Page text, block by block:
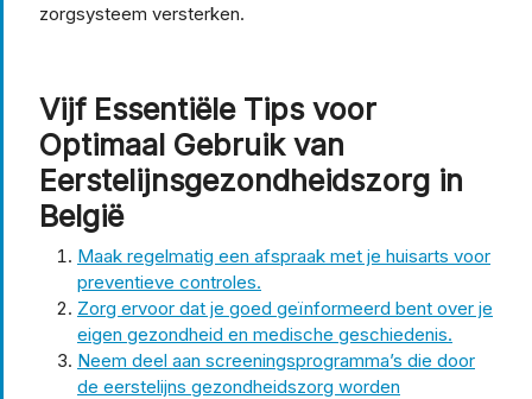
zorgsysteem versterken.
Vijf Essentiële Tips voor
Optimaal Gebruik van
Eerstelijnsgezondheidszorg in
België
Maak regelmatig een afspraak met je huisarts voor
preventieve controles.
Zorg ervoor dat je goed geïnformeerd bent over je
eigen gezondheid en medische geschiedenis.
Neem deel aan screeningsprogramma’s die door
de eerstelijns gezondheidszorg worden